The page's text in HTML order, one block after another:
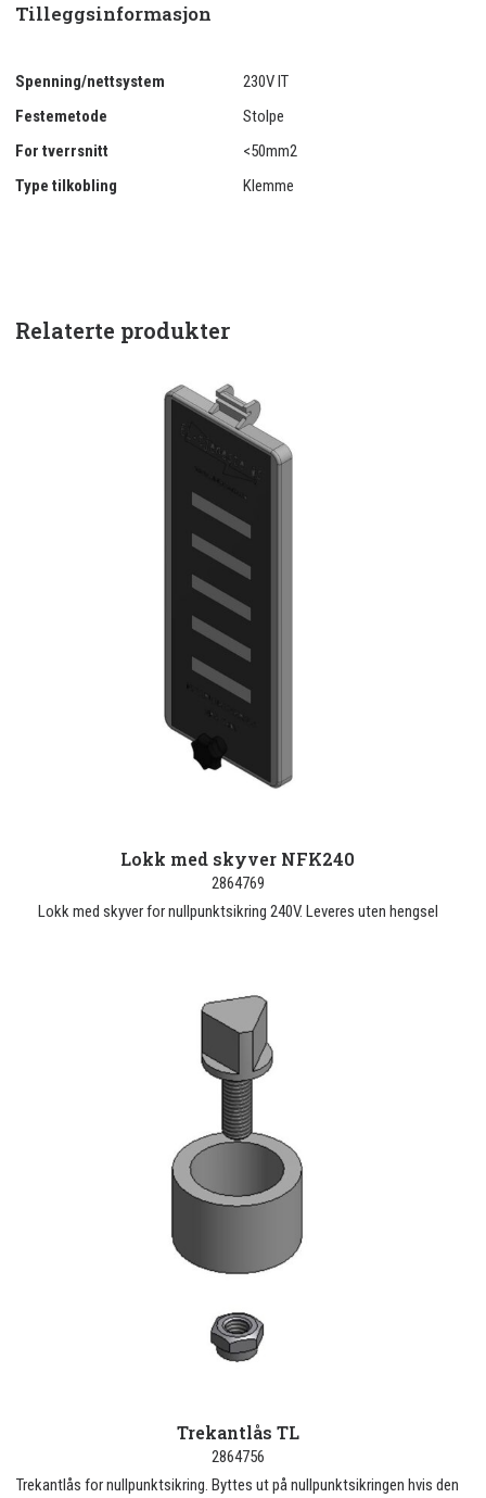
Tilleggsinformasjon
Spenning/nettsystem
230V IT
Festemetode
Stolpe
For tverrsnitt
<50mm2
Type tilkobling
Klemme
Relaterte produkter
Lokk med skyver NFK240
2864769
Lokk med skyver for nullpunktsikring 240V. Leveres uten hengsel
Trekantlås TL
2864756
Trekantlås for nullpunktsikring. Byttes ut på nullpunktsikringen hvis den